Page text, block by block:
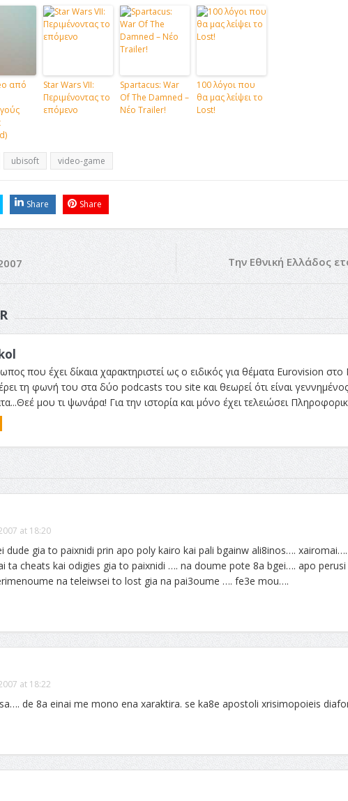
από
Star Wars VII:
Περιμένοντας το
επόμενο
Spartacus: War
Of The Damned –
Νέο Trailer!
100 λόγοι που
θα μας λείψει το
Lost!
ubisoft video-game
Share Share
Την Εθνική Ελλάδος
που έχει δίκαια χαρακτηριστεί ως ο ειδικός για θέματα Eurovision
τη φωνή του στα δύο podcasts του site και θεωρεί ότι είναι
μου τι ψωνάρα! Για την ιστορία και μόνο έχει τελειώσει
at 18:20
dude gia to paixnidi prin apo poly kairo kai pali bgainw ali8inos….
ta cheats kai odigies gia to paixnidi …. na doume pote 8a bgei…. apo
na teleiwsei to lost gia na pai3oume …. fe3e mou….
at 18:22
de 8a einai me mono ena xaraktira. se ka8e apostoli xrisimopoieis